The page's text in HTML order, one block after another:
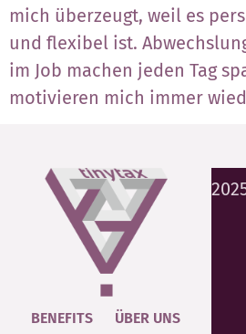
mich überzeugt, weil es
und flexibel ist.
im Job machen jeden Tag
motivieren mich immer
BENEFITS ÜBER UNS